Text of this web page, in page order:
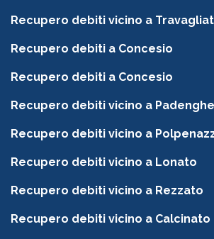
Recupero debiti vicino a
Recupero debiti a Concesio
Recupero debiti a Concesio
Recupero debiti vicino a Padenghe
Recupero debiti vicino a
Recupero debiti vicino a Lonato
Recupero debiti vicino a Rezzato
Recupero debiti vicino a Calcinato